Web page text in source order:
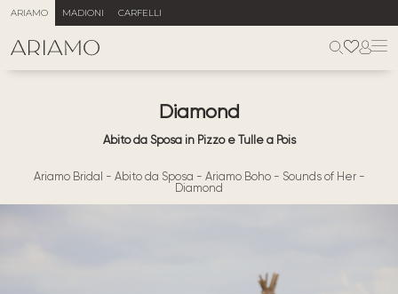
ARIAMO MADIONI CARFELLI
Diamond
Abito da Sposa in Pizzo e Tulle a Pois
Ariamo Bridal - Abito da Sposa - Ariamo Boho- Sounds of Her-
Diamond